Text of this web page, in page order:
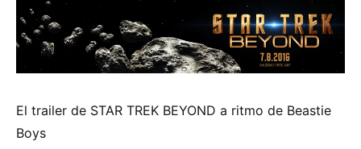
El trailer de STAR TREK BEYOND a ritmo de Beastie
Boys